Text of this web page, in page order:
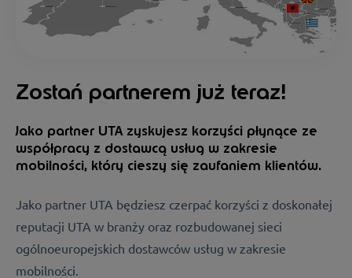
Zostań partnerem już teraz!
Jako partner UTA zyskujesz korzyści płynące ze
współpracy z dostawcą usług w zakresie
mobilności, który cieszy się zaufaniem klientów.
Jako partner UTA będziesz czerpać korzyści z doskonałej
reputacji UTA w branży oraz rozbudowanej sieci
ogólnoeuropejskich dostawców usług w zakresie
mobilności.